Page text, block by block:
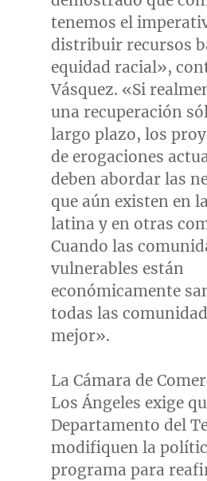
tenemos el
distribuir recursos
equidad racial»,
Vásquez. «Si
una recuperación
largo plazo, los
de erogaciones
deben abordar las
que aún existen en
latina y en otras
Cuando las
vulnerables están
económicamente
todas las
mejor».
La Cámara de
Los Ángeles exige
Departamento del
modifiquen la
programa para